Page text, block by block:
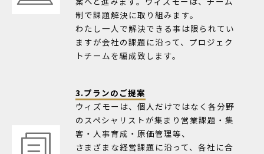
制で課題解決に取り組みます。
わたし一人で解決できる事は限られてい
ますが会社の課題に沿って、プロジェク
トチームを編成致します。
3.プランのご提案
ウィズモーは、個人だけではなく各分野
のスペシャリストが集まり営業課題・集
客・人事育成・原価管理等、
さまざまな経営課題に沿って、各社に合